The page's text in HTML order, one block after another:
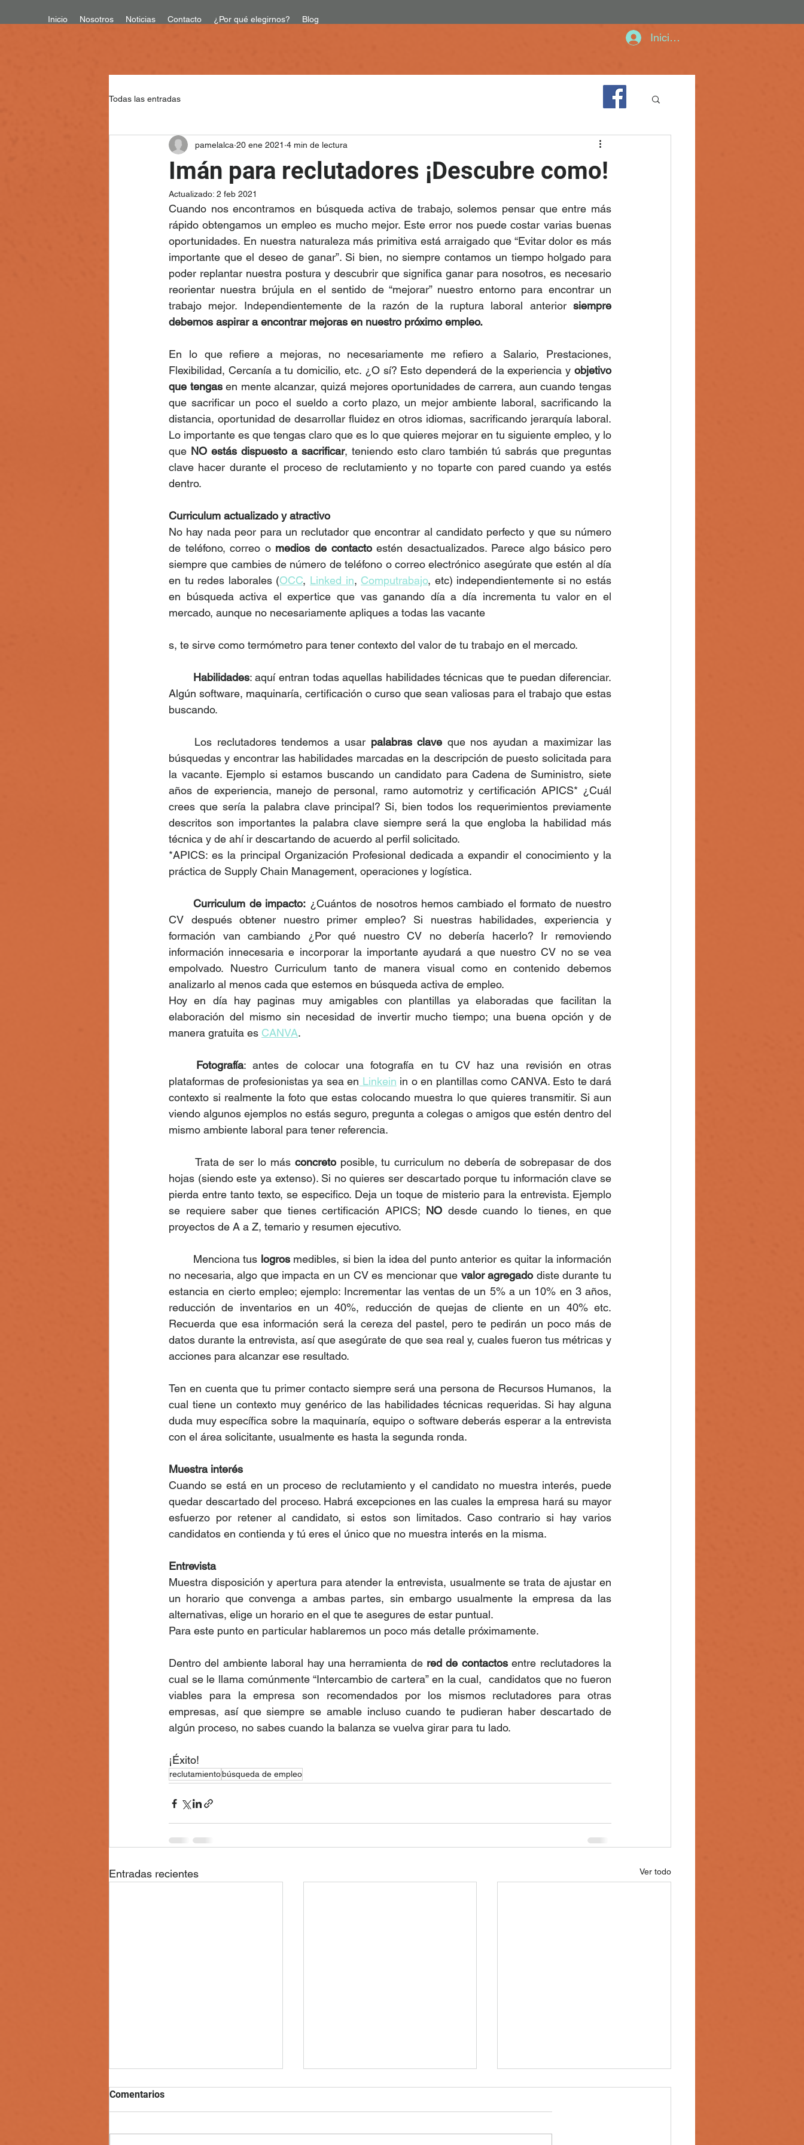
Inicio Nosotros Noticias Contacto ¿Por qué elegirnos? Blog
Iniciar sesión
Todas las entradas
Imán para reclutadores ¡Descubre como!
pamelalca 20 ene 2021 4 min de lectura
Actualizado: 2 feb 2021
Cuando nos encontramos en búsqueda activa de trabajo, solemos pensar que entre más
rápido obtengamos un empleo es mucho mejor. Este error nos puede costar varias buenas
oportunidades. En nuestra naturaleza más primitiva está arraigado que “Evitar dolor es más
importante que el deseo de ganar”. Si bien, no siempre contamos un tiempo holgado para
poder replantar nuestra postura y descubrir que significa ganar para nosotros, es necesario
reorientar nuestra brújula en el sentido de “mejorar” nuestro entorno para encontrar un
trabajo mejor. Independientemente de la razón de la ruptura laboral anterior siempre
debemos aspirar a encontrar mejoras en nuestro próximo empleo.
En lo que refiere a mejoras, no necesariamente me refiero a Salario, Prestaciones,
Flexibilidad, Cercanía a tu domicilio, etc. ¿O sí? Esto dependerá de la experiencia y objetivo
que tengas en mente alcanzar, quizá mejores oportunidades de carrera, aun cuando tengas
que sacrificar un poco el sueldo a corto plazo, un mejor ambiente laboral, sacrificando la
distancia, oportunidad de desarrollar fluidez en otros idiomas, sacrificando jerarquía laboral.
Lo importante es que tengas claro que es lo que quieres mejorar en tu siguiente empleo, y lo
que NO estás dispuesto a sacrificar, teniendo esto claro también tú sabrás que preguntas
clave hacer durante el proceso de reclutamiento y no toparte con pared cuando ya estés
dentro.
Curriculum actualizado y atractivo
No hay nada peor para un reclutador que encontrar al candidato perfecto y que su número
de teléfono, correo o medios de contacto estén desactualizados. Parece algo básico pero
siempre que cambies de número de teléfono o correo electrónico asegúrate que estén al día
en tu redes laborales (OCC, Linked in, Computrabajo, etc) independientemente si no estás
en búsqueda activa el expertice que vas ganando día a día incrementa tu valor en el
mercado, aunque no necesariamente apliques a todas las vacante
s, te sirve como termómetro para tener contexto del valor de tu trabajo en el mercado.
Habilidades: aquí entran todas aquellas habilidades técnicas que te puedan diferenciar.
Algún software, maquinaría, certificación o curso que sean valiosas para el trabajo que estas
buscando.
	Los reclutadores tendemos a usar
palabras clave que nos ayudan a maximizar las
búsquedas y encontrar las habilidades marcadas en la descripción de puesto solicitada para
la vacante. Ejemplo si estamos buscando un candidato para Cadena de Suministro, siete
años de experiencia, manejo de personal, ramo automotriz y certificación APICS* ¿Cuál
crees que sería la palabra clave principal? Si, bien todos los requerimientos previamente
descritos son importantes la palabra clave siempre será la que engloba la habilidad más
técnica y de ahí ir descartando de acuerdo al perfil solicitado.
*APICS: es la principal Organización Profesional dedicada a expandir el conocimiento y la
práctica de Supply Chain Management, operaciones y logística.
Curriculum de impacto: ¿Cuántos de nosotros hemos cambiado el formato de nuestro
CV después obtener nuestro primer empleo? Si nuestras habilidades, experiencia y
formación van cambiando ¿Por qué nuestro CV no debería hacerlo? Ir removiendo
información innecesaria e incorporar la importante ayudará a que nuestro CV no se vea
empolvado. Nuestro Curriculum tanto de manera visual como en contenido debemos
analizarlo al menos cada que estemos en búsqueda activa de empleo.
Hoy en día hay paginas muy amigables con plantillas ya elaboradas que facilitan la
elaboración del mismo sin necesidad de invertir mucho tiempo; una buena opción y de
manera gratuita es CANVA.
Fotografía: antes de colocar una fotografía en tu CV haz una revisión en otras
plataformas de profesionistas ya sea en Linkein in o en plantillas como CANVA. Esto te dará
contexto si realmente la foto que estas colocando muestra lo que quieres transmitir. Si aun
viendo algunos ejemplos no estás seguro, pregunta a colegas o amigos que estén dentro del
mismo ambiente laboral para tener referencia.
Trata de ser lo más concreto posible, tu curriculum no debería de sobrepasar de dos
hojas (siendo este ya extenso). Si no quieres ser descartado porque tu información clave se
pierda entre tanto texto, se especifico. Deja un toque de misterio para la entrevista. Ejemplo
se requiere saber que tienes certificación APICS; NO desde cuando lo tienes, en que
proyectos de A a Z, temario y resumen ejecutivo.
Menciona tus logros medibles, si bien la idea del punto anterior es quitar la información
no necesaria, algo que impacta en un CV es mencionar que valor agregado diste durante tu
estancia en cierto empleo; ejemplo: Incrementar las ventas de un 5% a un 10% en 3 años,
reducción de inventarios en un 40%, reducción de quejas de cliente en un 40% etc.
Recuerda que esa información será la cereza del pastel, pero te pedirán un poco más de
datos durante la entrevista, así que asegúrate de que sea real y, cuales fueron tus métricas y
acciones para alcanzar ese resultado.
Ten en cuenta que tu primer contacto siempre será una persona de Recursos Humanos,  la
cual tiene un contexto muy genérico de las habilidades técnicas requeridas. Si hay alguna
duda muy específica sobre la maquinaría, equipo o software deberás esperar a la entrevista
con el área solicitante, usualmente es hasta la segunda ronda.
Muestra interés
Cuando se está en un proceso de reclutamiento y el candidato no muestra interés, puede
quedar descartado del proceso. Habrá excepciones en las cuales la empresa hará su mayor
esfuerzo por retener al candidato, si estos son limitados. Caso contrario si hay varios
candidatos en contienda y tú eres el único que no muestra interés en la misma.
Entrevista
Muestra disposición y apertura para atender la entrevista, usualmente se trata de ajustar en
un horario que convenga a ambas partes, sin embargo usualmente la empresa da las
alternativas, elige un horario en el que te asegures de estar puntual.
Para este punto en particular hablaremos un poco más detalle próximamente.
Dentro del ambiente laboral hay una herramienta de red de contactos entre reclutadores la
cual se le llama comúnmente “Intercambio de cartera” en la cual,  candidatos que no fueron
viables para la empresa son recomendados por los mismos reclutadores para otras
empresas, así que siempre se amable incluso cuando te pudieran haber descartado de
algún proceso, no sabes cuando la balanza se vuelva girar para tu lado.
¡Éxito!
reclutamientobúsqueda de empleo
Entradas recientes Ver todo
Comentarios